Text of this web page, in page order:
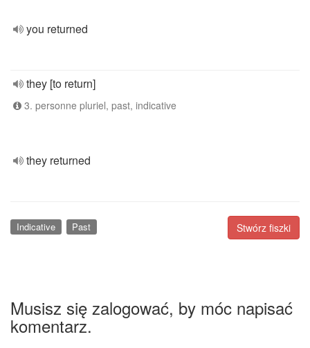
you returned
they [to return]
3. personne pluriel, past, indicative
they returned
Stwórz fiszki
Indicative Past
Musisz się zalogować, by móc napisać
komentarz.